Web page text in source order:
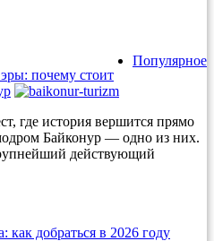
Популярное
почему стоит
где история вершится прямо
Байконур — одно из них.
действующий
добраться в 2026 году